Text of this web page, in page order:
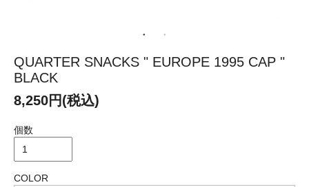
QUARTER SNACKS " EUROPE 1995 CAP "
BLACK
8,250円(税込)
個数
COLOR